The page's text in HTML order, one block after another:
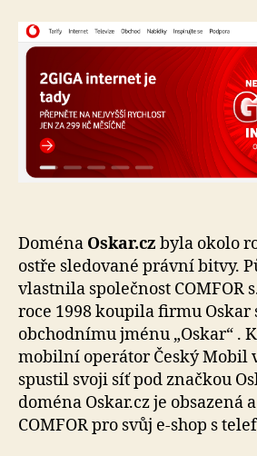
Doména Oskar.cz byla okolo
ostře sledované právní bitvy.
vlastnila společnost COMFOR
roce 1998 koupila firmu Oskar
obchodnímu jménu „Oskar“ .
mobilní operátor Český Mobil
spustil svoji síť pod značkou
doména Oskar.cz je obsazená
COMFOR pro svůj e-shop s